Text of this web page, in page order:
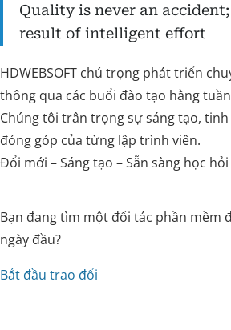
Quality is never an
result of intelligent effort
HDWEBSOFT chú trọng phát triển
thông qua các buổi đào tạo hằng
Chúng tôi trân trọng sự sáng tạo,
đóng góp của từng lập trình viên.
Đổi mới – Sáng tạo – Sẵn sàng học hỏi
Bạn đang tìm một đối tác phần mềm
ngày đầu?
Bắt đầu trao đổi